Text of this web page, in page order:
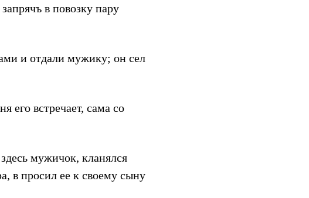
в повозку пару
и отдали мужику; он сел
его встречает, сама со
мужичок, кланялся
в просил ее к своему сыну